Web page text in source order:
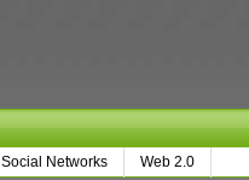
Social Networks Web 2.0